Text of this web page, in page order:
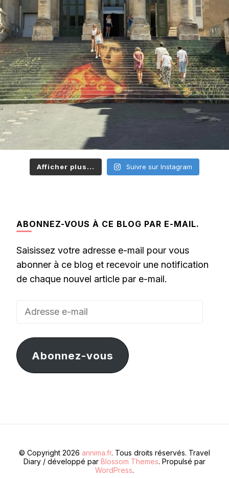
Afficher plus... Suivre sur Instagram
ABONNEZ-VOUS À CE BLOG PAR E-MAIL.
Saisissez votre adresse e-mail pour vous
abonner à ce blog et recevoir une notification
de chaque nouvel article par e-mail.
Adresse
mail
Abonnez-vous
© Copyright 2026 annima.fr. Tous droits réservés. Travel
Diary / développé par Blossom Themes. Propulsé par
WordPress.